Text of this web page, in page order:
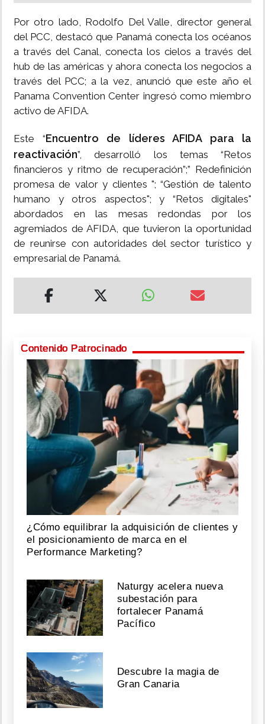
Por otro lado, Rodolfo Del Valle, director general
del PCC, destacó que Panamá conecta los océanos
a través del Canal, conecta los cielos a través del
hub de las américas y ahora conecta los negocios a
través del PCC; a la vez, anunció que este año el
Panama Convention Center ingresó como miembro
activo de AFIDA.
Este “Encuentro de líderes AFIDA para la
reactivación”, desarrolló los temas “Retos
financieros y ritmo de recuperación”;” Redefinición
promesa de valor y clientes "; “Gestión de talento
humano y otros aspectos"; y “Retos digitales"
abordados en las mesas redondas por los
agremiados de AFIDA, que tuvieron la oportunidad
de reunirse con autoridades del sector turístico y
empresarial de Panamá.
Contenido Patrocinado
¿Cómo equilibrar la adquisición de clientes y
el posicionamiento de marca en el
Performance Marketing?
Naturgy acelera nueva
subestación para
fortalecer Panamá
Pacífico
Descubre la magia de
Gran Canaria